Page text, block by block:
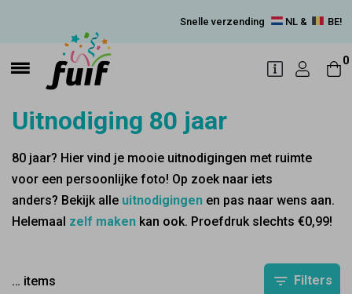
Snelle verzending NL & BE!
0
Uitnodiging 80 jaar
80 jaar? Hier vind je mooie uitnodigingen met ruimte
voor een persoonlijke foto! Op zoek naar iets
anders? Bekijk alle uitnodigingen en pas naar wens aan.
Helemaal zelf maken kan ook. Proefdruk slechts €0,99!
… items Filters